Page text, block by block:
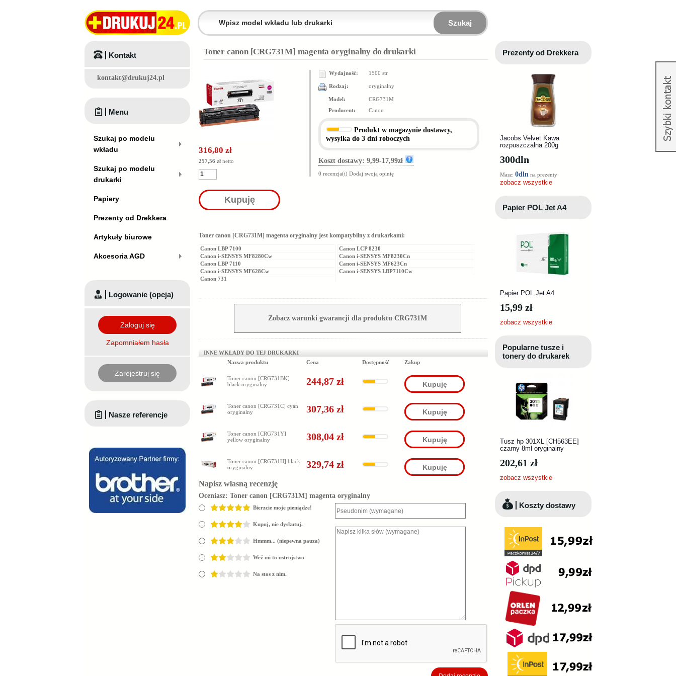
Szukaj
Toner canon [CRG731M] magenta oryginalny do drukarki
316,80 zł
257,56 zł netto
Kupuję
Wydajność: 1500 str
Rodzaj: oryginalny
Model:
CRG731M
Producent:
Canon
Produkt w magazynie dostawcy,
wysyłka do 3 dni roboczych
Koszt dostawy: 9,99-17,99zł
0 recenzja(i) Dodaj swoją opinię
Toner canon [CRG731M] magenta oryginalny jest kompatybilny z drukarkami:
Canon LBP 7100
Canon LCP 8230
Canon i-SENSYS MF8280Cw
Canon i-SENSYS MF8230Cn
Canon LBP 7110
Canon i-SENSYS MF623Cn
Canon i-SENSYS MF628Cw
Canon i-SENSYS LBP7110Cw
Canon 731
Zobacz warunki gwarancji dla produktu CRG731M
INNE WKŁADY DO TEJ DRUKARKI
Nazwa produktu
Cena Dostępność Zakup
Toner canon [CRG731BK]
black oryginalny
244,87 zł Kupuję
Toner canon [CRG731C] cyan
oryginalny
307,36 zł Kupuję
Toner canon [CRG731Y]
yellow oryginalny
308,04 zł Kupuję
Toner canon [CRG731H] black
oryginalny
329,74 zł Kupuję
Napisz własną recenzję
Oceniasz: Toner canon [CRG731M] magenta oryginalny
Bierzcie moje pieniądze!
Kupuj, nie dyskutuj.
Hmmm... (niepewna pauza)
Weź mi to ustrojstwo
Na stos z nim.
Kontakt
kontakt@drukuj24.pl
Menu
Szukaj po modelu
wkładu
Szukaj po modelu
drukarki
Papiery
Prezenty od Drekkera
Artykuły biurowe
Akcesoria AGD
Logowanie (opcja)
Zaloguj się
Zapomniałem hasła
Zarejestruj się
Nasze referencje
Prezenty od Drekkera
Jacobs Velvet Kawa
rozpuszczalna 200g
300dln
Masz: 0dln na prezenty
zobacz wszystkie
Papier POL Jet A4
Papier POL Jet A4
15,99 zł
zobacz wszystkie
Popularne tusze i
tonery do drukarek
Tusz hp 301XL [CH563EE]
czarny 8ml oryginalny
202,61 zł
zobacz wszystkie
Koszty dostawy